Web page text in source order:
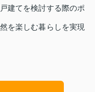
建てを検討する際のポ
を楽しむ暮らしを実現